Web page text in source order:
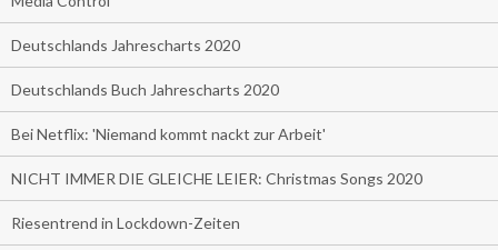
Deutschlands Jahrescharts 2020
Deutschlands Buch Jahrescharts 2020
Bei Netflix: 'Niemand kommt nackt zur Arbeit'
NICHT IMMER DIE GLEICHE LEIER: Christmas Songs 2020
Riesentrend in Lockdown-Zeiten